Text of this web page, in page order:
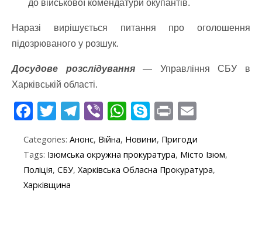
до військової комендатури окупантів.
Наразі вирішується питання про оголошення
підозрюваного у розшук.
Досудове розслідування
— Управління СБУ в
Харківській області.
F
ac
e
b
o
T
w
itt
er
T
el
e
gr
Vi
b
er
W
h
at
s
S
k
y
p
Pr
in
t ai
l
Categories: Анонс, Війна, Новини, Пригоди
Tags: Ізюмська окружна прокуратура, Місто Ізюм,
Поліція, СБУ, Харківська Обласна Прокуратура,
Харківщина